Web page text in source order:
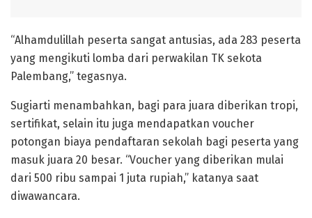
“Alhamdulillah peserta sangat antusias, ada 283 peserta
yang mengikuti lomba dari perwakilan TK sekota
Palembang,” tegasnya.
Sugiarti menambahkan, bagi para juara diberikan tropi,
sertifikat, selain itu juga mendapatkan voucher
potongan biaya pendaftaran sekolah bagi peserta yang
masuk juara 20 besar. “Voucher yang diberikan mulai
dari 500 ribu sampai 1 juta rupiah,” katanya saat
diwawancara.